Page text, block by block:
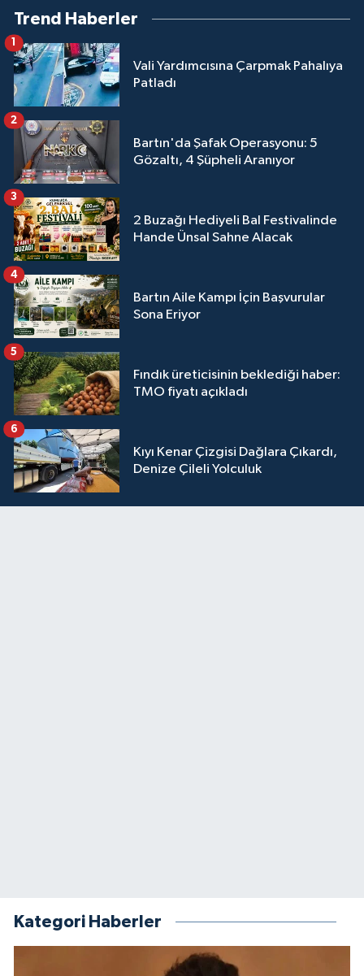
Trend Haberler
Vali Yardımcısına Çarpmak Pahalıya
Patladı
1
Bartın'da Şafak Operasyonu: 5
Gözaltı, 4 Şüpheli Aranıyor
2
2 Buzağı Hediyeli Bal Festivalinde
Hande Ünsal Sahne Alacak
3
Bartın Aile Kampı İçin Başvurular
Sona Eriyor
4
Fındık üreticisinin beklediği haber:
TMO fiyatı açıkladı
5
Kıyı Kenar Çizgisi Dağlara Çıkardı,
Denize Çileli Yolculuk
6
Kategori Haberler